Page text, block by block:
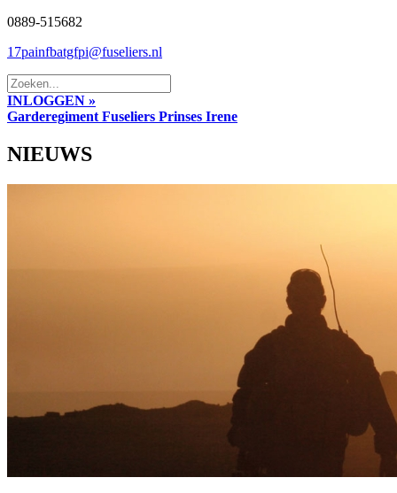
0889-515682
17painfbatgfpi@fuseliers.nl
INLOGGEN »
Garderegiment Fuseliers Prinses Irene
NIEUWS